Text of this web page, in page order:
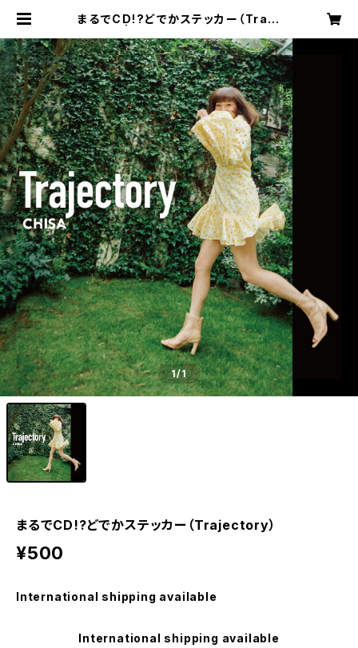
まるでCD!?どでかステッカー（Traje
e Store
1/1
まるでCD!?どでかステッカー（Trajectory）
¥500
International shipping available
International shipping available